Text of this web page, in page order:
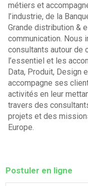
métiers et
l’industrie, de la
Grande distribution &
communication. Nous
consultants autour de
l’essentiel et les
Data, Produit, Design
accompagne ses
activités en leur
travers des
projets et des
Europe.
Postuler en ligne